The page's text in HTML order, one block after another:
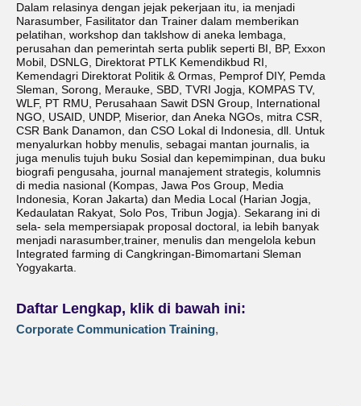
Dalam relasinya dengan jejak pekerjaan itu, ia menjadi
Narasumber, Fasilitator dan Trainer dalam memberikan
pelatihan, workshop dan taklshow di aneka lembaga,
perusahan dan pemerintah serta publik seperti BI, BP, Exxon
Mobil, DSNLG, Direktorat PTLK Kemendikbud RI,
Kemendagri Direktorat Politik & Ormas, Pemprof DIY, Pemda
Sleman, Sorong, Merauke, SBD, TVRI Jogja, KOMPAS TV,
WLF, PT RMU, Perusahaan Sawit DSN Group, International
NGO, USAID, UNDP, Miserior, dan Aneka NGOs, mitra CSR,
CSR Bank Danamon, dan CSO Lokal di Indonesia, dll. Untuk
menyalurkan hobby menulis, sebagai mantan journalis, ia
juga menulis tujuh buku Sosial dan kepemimpinan, dua buku
biografi pengusaha, journal manajement strategis, kolumnis
di media nasional (Kompas, Jawa Pos Group, Media
Indonesia, Koran Jakarta) dan Media Local (Harian Jogja,
Kedaulatan Rakyat, Solo Pos, Tribun Jogja). Sekarang ini di
sela- sela mempersiapak proposal doctoral, ia lebih banyak
menjadi narasumber,trainer, menulis dan mengelola kebun
Integrated farming di Cangkringan-Bimomartani Sleman
Yogyakarta.
Daftar Lengkap, klik di bawah ini:
Corporate Communication Training,